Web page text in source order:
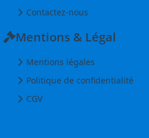
Contactez-nous
Mentions & Légal
Mentions légales
Politique de confidentialité
CGV